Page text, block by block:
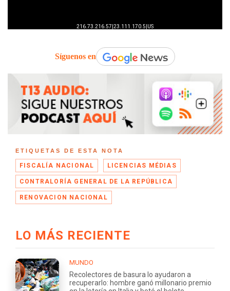
Síguenos en
ETIQUETAS DE ESTA NOTA
FISCALÍA NACIONAL LICENCIAS MÉDIAS
CONTRALORÍA GENERAL DE LA REPÚBLICA
RENOVACION NACIONAL
LO MÁS RECIENTE
MUNDO
Recolectores de basura lo ayudaron a
recuperarlo: hombre ganó millonario premio